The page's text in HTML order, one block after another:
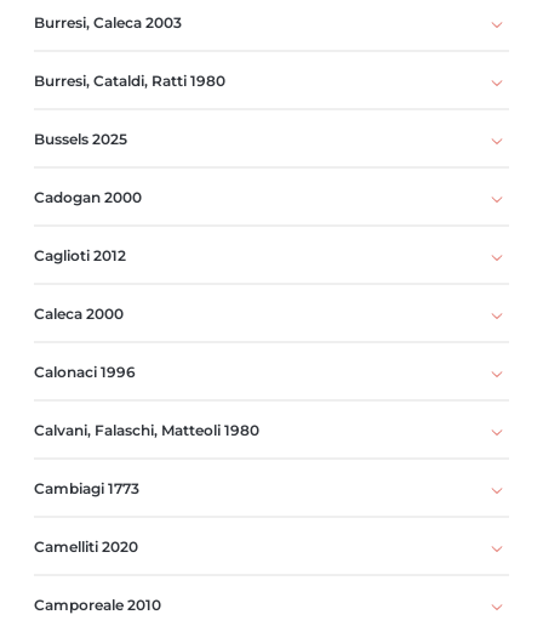
Burresi, Caleca 2003
Burresi, Cataldi, Ratti 1980
Bussels 2025
Cadogan 2000
Caglioti 2012
Caleca 2000
Calonaci 1996
Calvani, Falaschi, Matteoli 1980
Cambiagi 1773
Camelliti 2020
Camporeale 2010